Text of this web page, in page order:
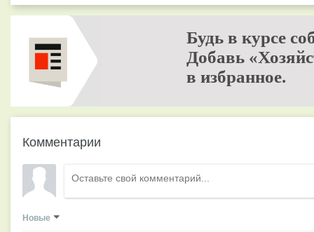
Будь в курсе
Добавь
в избранное.
Комментарии
Новые